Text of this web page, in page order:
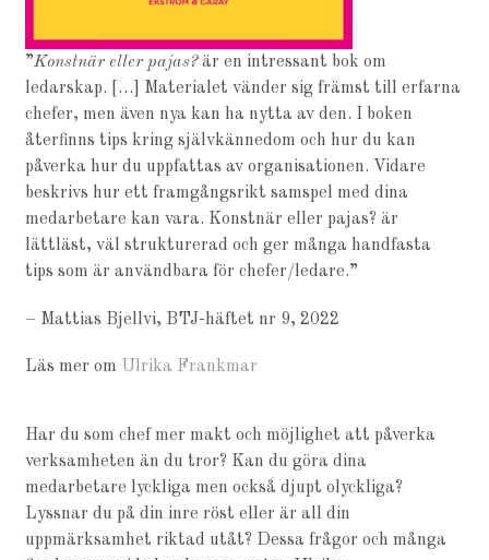
”Konstnär eller pajas?är en intressant bok om
ledarskap. […] Materialet vänder sig främst till erfarna
chefer, men även nya kan ha nytta av den. I boken
återfinns tips kring självkännedom och hur du kan
påverka hur du uppfattas av organisationen. Vidare
beskrivs hur ett framgångsrikt samspel med dina
medarbetare kan vara. Konstnär eller pajas? är
lättläst, väl strukturerad och ger många handfasta
tips som är användbara för chefer/ledare.”
– Mattias Bjellvi, BTJ-häftet nr 9, 2022
Läs mer om Ulrika Frankmar
Har du som chef mer makt och möjlighet att påverka
verksamheten än du tror? Kan du göra dina
medarbetare lyckliga men också djupt olyckliga?
Lyssnar du på din inre röst eller är all din
uppmärksamhet riktad utåt? Dessa frågor och många